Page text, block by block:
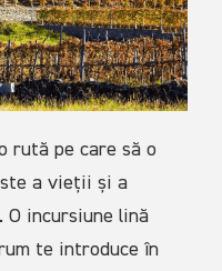
rută pe care să o
a vieții și a
incursiune lină
te introduce în